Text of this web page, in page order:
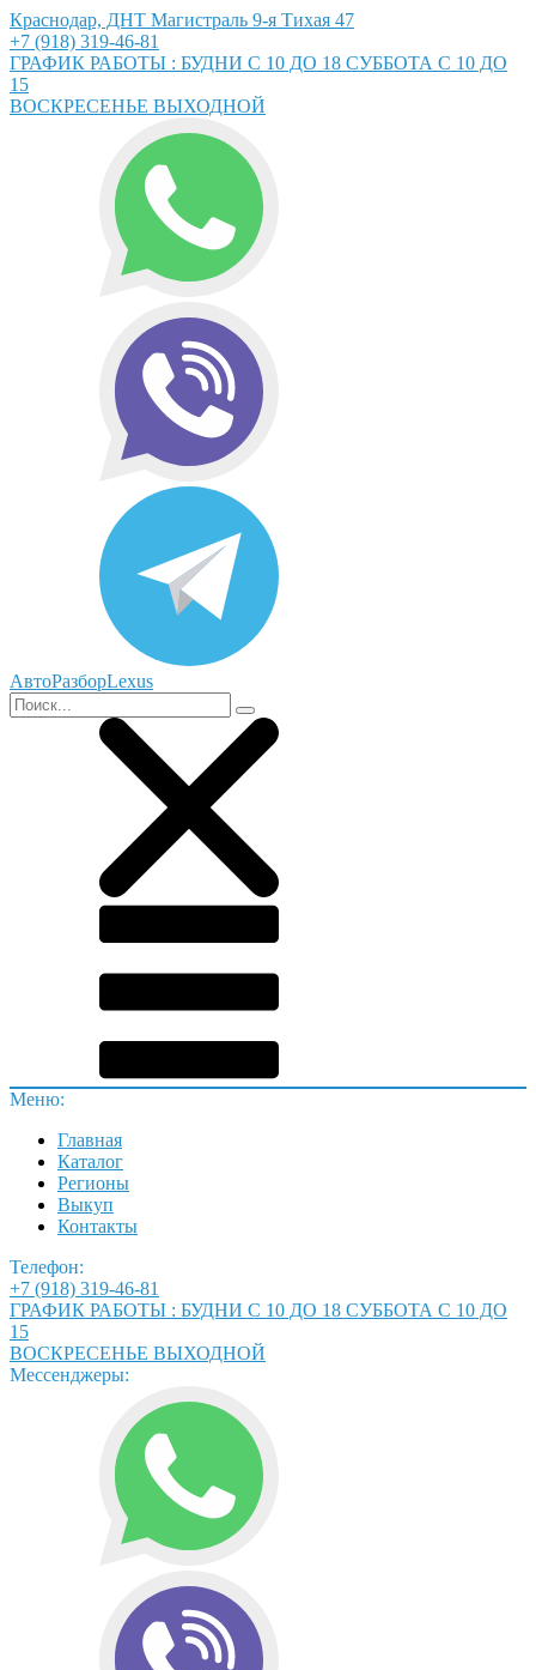
Краснодар, ДНТ Магистраль 9-я Тихая 47
+7 (918) 319-46-81
ГРАФИК РАБОТЫ : БУДНИ С 10 ДО 18 СУББОТА С 10 ДО
15
ВОСКРЕСЕНЬЕ ВЫХОДНОЙ
АвтоРазборLexus
Меню:
Главная
Каталог
Регионы
Выкуп
Контакты
Телефон:
+7 (918) 319-46-81
ГРАФИК РАБОТЫ : БУДНИ С 10 ДО 18 СУББОТА С 10 ДО
15
ВОСКРЕСЕНЬЕ ВЫХОДНОЙ
Мессенджеры: